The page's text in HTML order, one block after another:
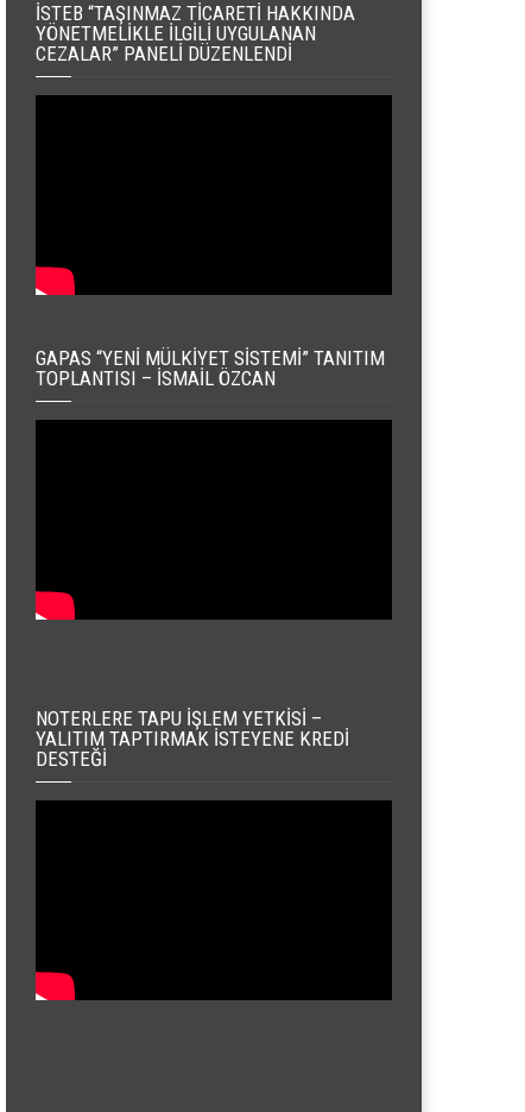
İSTEB “TAŞINMAZ TICARETI HAKKINDA
YÖNETMELIKLE İLGILI UYGULANAN
CEZALAR” PANELI DÜZENLENDI
GAPAS “YENI MÜLKIYET SISTEMI” TANITIM
TOPLANTISI – İSMAIL ÖZCAN
NOTERLERE TAPU İŞLEM YETKISI –
YALITIM TAPTIRMAK İSTEYENE KREDI
DESTEĞI